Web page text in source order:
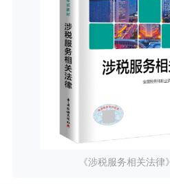
《涉税服务相关法律》